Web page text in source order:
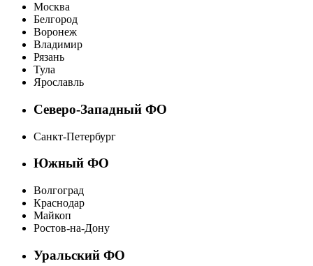
Москва
Белгород
Воронеж
Владимир
Рязань
Тула
Ярославль
Северо-Западный ФО
Санкт-Петербург
Южный ФО
Волгоград
Краснодар
Майкоп
Ростов-на-Дону
Уральский ФО